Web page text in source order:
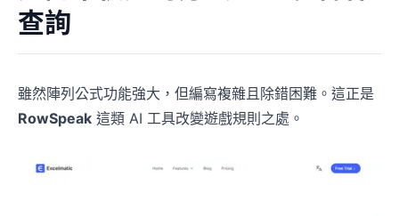
查詢
雖然陣列公式功能強大，但編寫複雜且除錯困難。這正是
RowSpeak 這類 AI 工具改變遊戲規則之處。